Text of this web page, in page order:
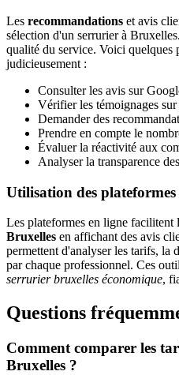
Les recommandations et avis
sélection d'un serrurier à
qualité du service. Voici quelques
judicieusement :
Consulter les avis sur
Vérifier les témoignages
Demander des
Prendre en compte le
Évaluer la réactivité aux
Analyser la transparence
Utilisation des
Les plateformes en ligne facilitent
Bruxelles en affichant des avis
permettent d'analyser les tarifs, la
par chaque professionnel. Ces
serrurier bruxelles économique,
Questions
Comment comparer les
Bruxelles ?